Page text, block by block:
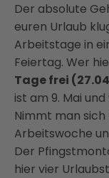
Der absolute
euren Urlaub
Arbeitstage in
Feiertag. Wer
Tage frei
ist am 9. Mai
Nimmt man
Arbeitswoche
Der
hier vier